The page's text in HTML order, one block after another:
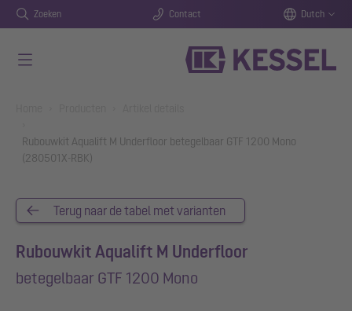
Zoeken Contact Dutch
Rubouwkit Aqualift M Underfloor betegelbaar GTF 1200 Mono
(280501X-RBK)
Terug naar de tabel met varianten
Rubouwkit Aqualift M Underfloor
betegelbaar GTF 1200 Mono